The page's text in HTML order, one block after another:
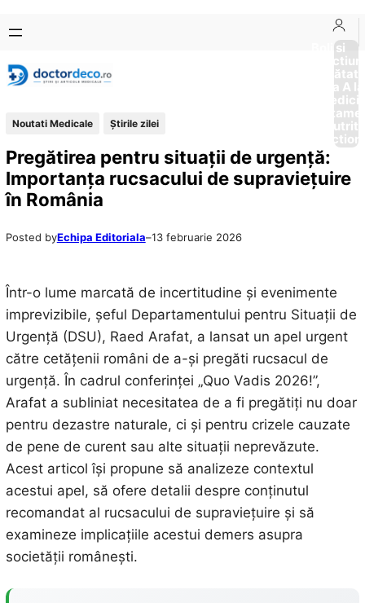
conținut
content
Boli si
Afectiuni
Sănătate
de la A
Noutati Medicale Știrile zilei
Pregătirea pentru situații de urgență:
Importanța rucsacului de supraviețuire
în România
Posted byEchipa Editoriala–13 februarie 2026
Într-o lume marcată de incertitudine și evenimente
imprevizibile, șeful Departamentului pentru Situații de
Urgență (DSU), Raed Arafat, a lansat un apel urgent
către cetățenii români de a-și pregăti rucsacul de
urgență. În cadrul conferinței „Quo Vadis 2026!”,
Arafat a subliniat necesitatea de a fi pregătiți nu doar
pentru dezastre naturale, ci și pentru crizele cauzate
de pene de curent sau alte situații neprevăzute.
Acest articol își propune să analizeze contextul
acestui apel, să ofere detalii despre conținutul
recomandat al rucsacului de supraviețuire și să
examineze implicațiile acestui demers asupra
societății românești.